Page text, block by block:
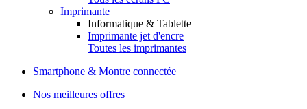
Imprimante
Informatique & Tablette
Imprimante jet d'encre
Toutes les imprimantes
Smartphone & Montre connectée
Nos meilleures offres